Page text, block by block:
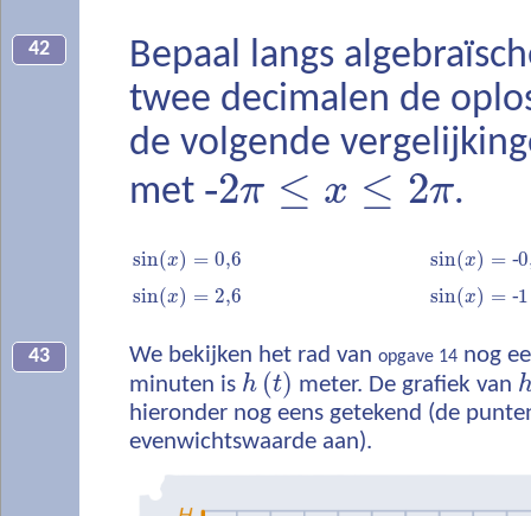
42
Bepaal langs
twee decimalen de
de volgende
met ‐2π ≤ x ≤ 2π.
sin(x) = 0,6 sin(x) = ‐
sin(x) = 2,6 sin(x) = ‐1
43 We bekijken het rad van opgave 14 nog
minuten is h (t) meter. De grafiek van
hieronder nog eens getekend (de
evenwichtswaarde aan).